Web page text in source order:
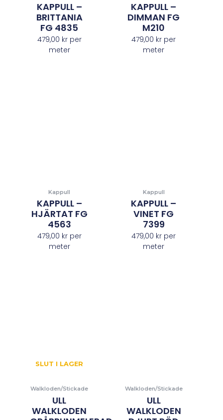
KAPPULL –
BRITTANIA
FG 4835
479,00 krper
meter
KAPPULL –
DIMMAN FG
M210
479,00 kr per
meter
Kappull
KAPPULL –
HJÄRTAT FG
4563
479,00 krper
meter
Kappull
KAPPULL –
VINET FG
7399
479,00 kr per
meter
SLUT I LAGER
Walkloden/Stickade
ULL
WALKLODEN
Walkloden/Stickade
ULL
WALKLODEN